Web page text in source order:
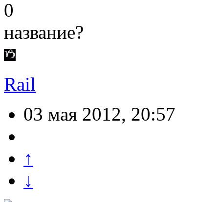
0
название?
Rail
03 мая 2012, 20:57
↑
↓